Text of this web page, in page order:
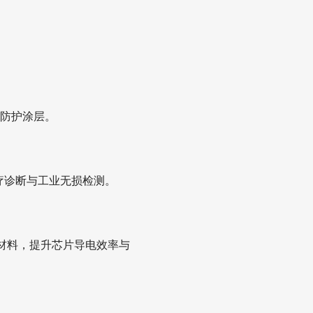
护涂层。
断与工业无损检测。
料，提升芯片导电效率与